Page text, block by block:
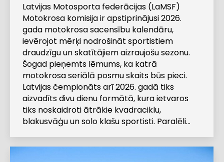
Latvijas Motosporta federācijas (LaMSF)
Motokrosa komisija ir apstiprinājusi 2026.
gada motokrosa sacensību kalendāru,
ievērojot mērķi nodrošināt sportistiem
draudzīgu un skatītājiem aizraujošu sezonu.
Šogad pieņemts lēmums, ka katrā
motokrosa seriālā posmu skaits būs pieci.
Latvijas čempionāts arī 2026. gadā tiks
aizvadīts divu dienu formātā, kura ietvaros
tiks noskaidroti ātrākie kvadraciklu,
blakusvāģu un solo klašu sportisti. Paralēli…